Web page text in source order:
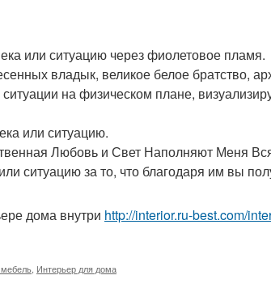
или ситуацию через фиолетовое пламя.
владык, великое белое братство,
ситуации на физическом плане,
или ситуацию.
Любовь и Свет Наполняют Меня
ситуацию за то, что благодаря им вы
дома внутри http://interior.ru-best.com/
Интерьер для дома